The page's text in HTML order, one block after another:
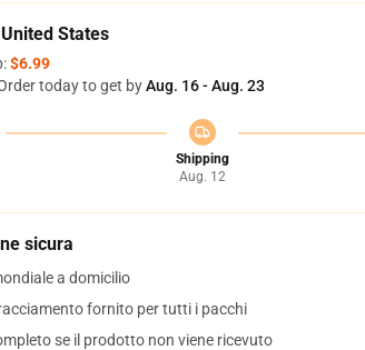
States
$6.99
today to get byAug. 16 - Aug. 23
Shipping
Aug. 12
sicura
a domicilio
fornito per tutti i pacchi
se il prodotto non viene ricevuto